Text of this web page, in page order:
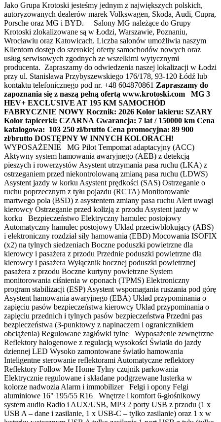
Jako Grupa Krotoski jesteśmy jednym z największych polskich,
autoryzowanych dealerów marek Volkswagen, Skoda, Audi, Cupra,
Porsche oraz MG i BYD. Salony MG należące do Grupy
Krotoski zlokalizowane są w Łodzi, Warszawie, Poznaniu,
Wrocławiu oraz Katowicach. Liczba salonów umożliwia naszym
Klientom dostęp do szerokiej oferty samochodów nowych oraz
usług serwisowych zgodnych ze wszelkimi wytycznymi
producenta. Zapraszamy do odwiedzenia naszej lokalizacji w Łodzi
przy ul. Stanisława Przybyszewskiego 176/178, 93-120 Łódź lub
kontaktu telefonicznego pod nr. +48 604870861 Zapraszamy do
zapoznania się z naszą pełną ofertą www.krotoski.com
MG 3
HEV+ EXCLUSIVE AT 195 KM SAMOCHÓD
FABRYCZNIE NOWY Rocznik: 2026 Kolor lakieru: SZARY
Kolor tapicerki: CZARNA Gwarancja: 7 lat / 150000 km Cena
katalogowa: 103 250 zł/brutto Cena promocyjna: 89 900
zł/brutto DOSTĘPNY W INNYCH KOLORACH!
WYPOSAŻENIE MG Pilot Tempomat adaptacyjny (ACC)
Aktywny system hamowania awaryjnego (AEB) z detekcją
pieszych i rowerzystów Asystent utrzymania pasa ruchu (LKA) z
ostrzeganiem przed niekontrolowaną zmianą pasa ruchu (LDWS)
Asystent jazdy w korku Asystent prędkości (SAS) Ostrzeganie o
ruchu poprzecznym z tyłu pojazdu (RCTA) Monitorowanie
martwego pola (BSD) z asystentem zmiany pasa ruchu Alert uwagi
kierowcy Ostrzeganie przed kolizją z przodu Asystent jazdy w
korku Bezpieczeństwo Elektryczny hamulec postojowy
Automatyczny hamulec postojowy Układ przeciwblokujący (ABS)
i elektroniczny rozdział siły hamowania (EBD) Mocowania ISOFIX
(x2) na tylnych siedzeniach Boczne poduszki powietrzne dla
kierowcy i pasażera z przodu Przednie poduszki powietrzne dla
kierowcy i pasażera Wyłącznik bocznej poduszki powietrznej
pasażera z przodu Boczne kurtyny powietrzne System
monitorowania ciśnienia w oponach (TPMS) Elektroniczny
program stabilizacji (ESP) Asystent wspomagania ruszania pod górę
Asystent hamowania awaryjnego (EBA) Układ przypominania o
zapięciu pasów bezpieczeństwa kierowcy Układ przypominania o
zapięciu przednich i tylnych pasów bezpieczeństwa Przedni pas
bezpieczeństwa (3-punktowy z napinaczem i ogranicznikiem
obciążenia) Regulowane zagłówki tylne Wyposażenie zewnętrzne
Reflektory halogenowe z regulacją wysokości Światła do jazdy
dziennej LED Wysoko zamontowane światło hamowania
Inteligentne sterowanie reflektorami Automatyczne reflektory
Reflektory Follow Me Home Tylny czujnik parkowania
Elektrycznie regulowane i składane podgrzewane lusterka w
kolorze nadwozia Alarm i immobilizer Felgi i opony Felgi
aluminiowe 16" 195/55 R16 Wnętrze i komfort 6-głośnikowy
system audio Radio i AUX/USB, MP3 2 porty USB z przodu (1 x
USB A – dane i zasilanie, 1 x USB-C – tylko zasilanie) oraz 1 x w